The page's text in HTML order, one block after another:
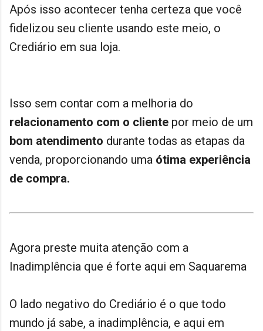
Após isso acontecer tenha certeza que você
fidelizou seu cliente usando este meio, o
Crediário em sua loja.
Isso sem contar com a melhoria do
relacionamento com o cliente por meio de um
bom atendimento durante todas as etapas da
venda, proporcionando uma ótima experiência
de compra.
Agora preste muita atenção com a
Inadimplência que é forte aqui em Saquarema
O lado negativo do Crediário é o que todo
mundo já sabe, a inadimplência, e aqui em